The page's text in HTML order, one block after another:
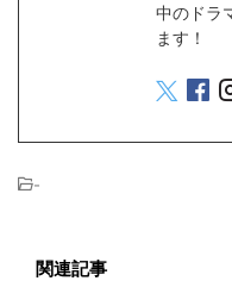
中のドラ
ます！
-
関連記事